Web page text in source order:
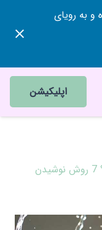
بده و به رویای
اپلیکیشن
آیا آب باعث سفیدی پوست میشود؟ 7 روش نوشیدن